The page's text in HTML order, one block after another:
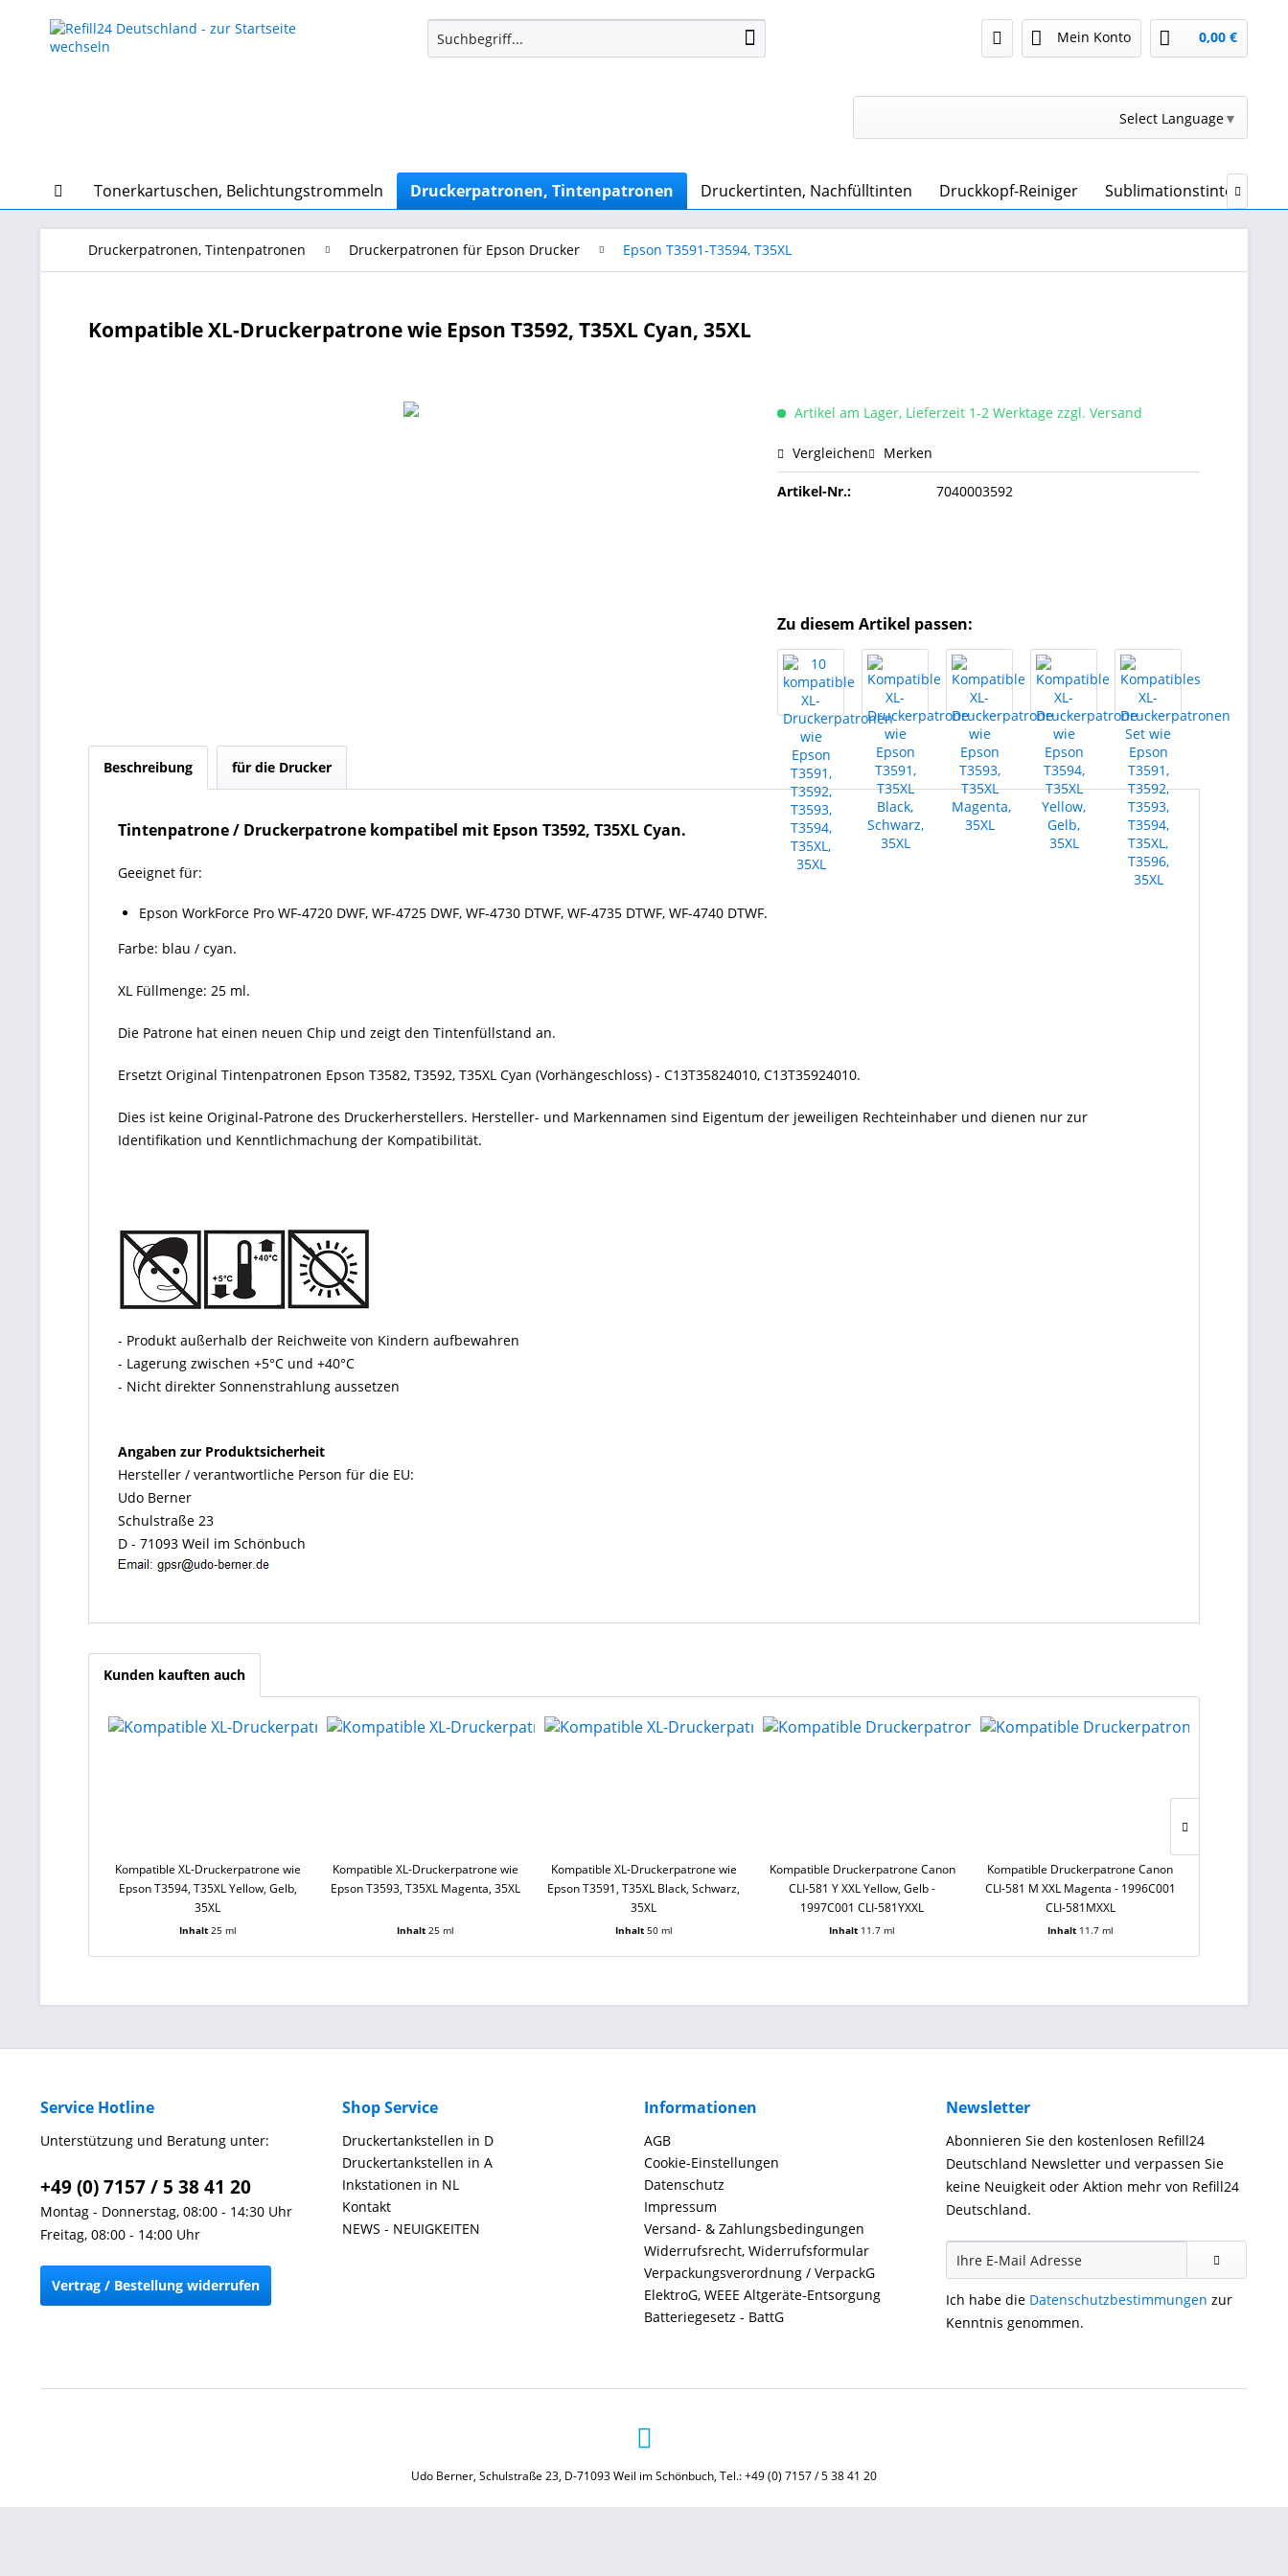
Mein Konto 0,00 €
Select Language▼
Tonerkartuschen, Belichtungstrommeln Druckerpatronen, Tintenpatronen Druckertinten, Nachfülltinten Druckkopf-Reiniger Sublimationstinte &

Druckerpatronen, Tintenpatronen Druckerpatronen für Epson Drucker Epson T3591-T3594, T35XL
Kompatible XL-Druckerpatrone wie Epson T3592, T35XL Cyan, 35XL
Artikel am Lager, Lieferzeit 1-2 Werktage zzgl. Versand
Vergleichen Merken
Artikel-Nr.: 7040003592
Zu diesem Artikel passen:
Beschreibung für die Drucker
Tintenpatrone / Druckerpatrone kompatibel mit Epson T3592, T35XL Cyan.
Geeignet für:
Epson WorkForce Pro WF-4720 DWF, WF-4725 DWF, WF-4730 DTWF, WF-4735 DTWF, WF-4740 DTWF.
Farbe: blau / cyan.
XL Füllmenge: 25 ml.
Die Patrone hat einen neuen Chip und zeigt den Tintenfüllstand an.
Ersetzt Original Tintenpatronen Epson T3582, T3592, T35XL Cyan (Vorhängeschloss) - C13T35824010, C13T35924010.
Dies ist keine Original-Patrone des Druckerherstellers. Hersteller- und Markennamen sind Eigentum der jeweiligen Rechteinhaber und dienen nur zur
Identifikation und Kenntlichmachung der Kompatibilität.
- Produkt außerhalb der Reichweite von Kindern aufbewahren
- Lagerung zwischen +5°C und +40°C
- Nicht direkter Sonnenstrahlung aussetzen
Angaben zur Produktsicherheit
Hersteller / verantwortliche Person für die EU:
Udo Berner
Schulstraße 23
D - 71093 Weil im Schönbuch
Kunden kauften auch
Kompatible XL-Druckerpatrone wie
Epson T3594, T35XL Yellow, Gelb,
35XL
Inhalt 25 ml
Kompatible XL-Druckerpatrone wie
Epson T3593, T35XL Magenta, 35XL
Inhalt25 ml
Kompatible XL-Druckerpatrone wie
Epson T3591, T35XL Black, Schwarz,
35XL
Inhalt 50 ml
Kompatible Druckerpatrone Canon
CLI-581 Y XXL Yellow, Gelb -
1997C001 CLI-581YXXL
Inhalt 11.7 ml
Kompatible Druckerpatrone Canon
CLI-581 M XXL Magenta - 1996C001
CLI-581MXXL
Inhalt 11.7 ml
Service Hotline
Unterstützung und Beratung unter:
+49 (0) 7157 / 5 38 41 20
Montag - Donnerstag, 08:00 - 14:30 Uhr
Freitag, 08:00 - 14:00 Uhr
Vertrag / Bestellung widerrufen
Shop Service
Druckertankstellen in D
Druckertankstellen in A
Inkstationen in NL
Kontakt
NEWS - NEUIGKEITEN
Informationen
AGB
Cookie-Einstellungen
Datenschutz
Impressum
Versand- & Zahlungsbedingungen
Widerrufsrecht, Widerrufsformular
Verpackungsverordnung / VerpackG
ElektroG, WEEE Altgeräte-Entsorgung
Batteriegesetz - BattG
Newsletter
Abonnieren Sie den kostenlosen Refill24
Deutschland Newsletter und verpassen Sie
keine Neuigkeit oder Aktion mehr von Refill24
Deutschland.
Ich habe die Datenschutzbestimmungen zur
Kenntnis genommen.
Udo Berner, Schulstraße 23, D-71093 Weil im Schönbuch, Tel.: +49 (0) 7157 / 5 38 41 20